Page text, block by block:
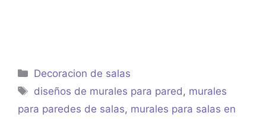
Categorías
Decoracion de salas
Etiquetas
diseños de murales para pared, murales
para paredes de salas, murales para salas en